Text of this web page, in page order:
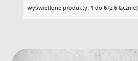
wyświetlone produkty: 1 do 6 (z 6 łącznie)